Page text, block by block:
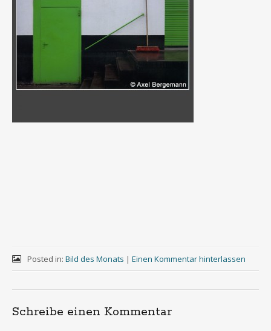
Posted in: Bild des Monats | Einen Kommentar hinterlassen
Schreibe einen Kommentar